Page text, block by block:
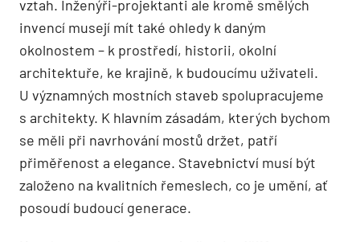
vztah. Inženýři-projektanti ale kromě smělých
invencí musejí mít také ohledy k daným
okolnostem – k prostředí, historii, okolní
architektuře, ke krajině, k budoucímu uživateli.
U významných mostních staveb spolupracujeme
s architekty. K hlavním zásadám, kterých bychom
se měli při navrhování mostů držet, patří
přiměřenost a elegance. Stavebnictví musí být
založeno na kvalitních řemeslech, co je umění, ať
posoudí budoucí generace.